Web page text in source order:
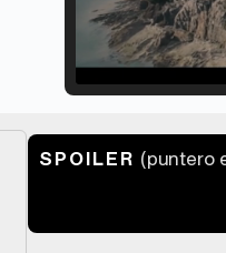
SPOILER (puntero